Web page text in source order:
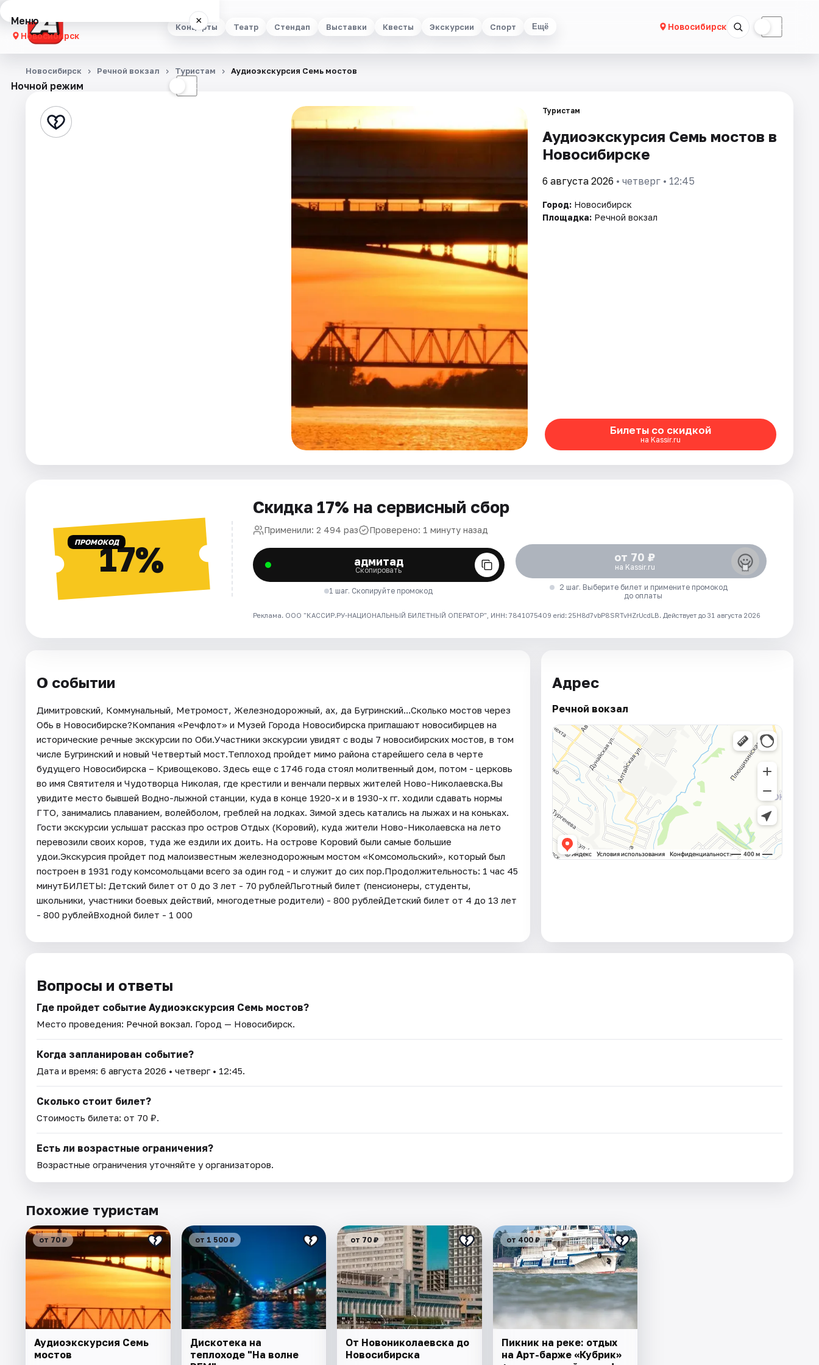
Концерты Театр Стендап Выставки Квесты Экскурсии Спорт Ещё Новосибирск ☾
Меню ×
Новосибирск
Концерты
Стендап
Ночной режим ☾
Новосибирск Речной вокзал Туристам Аудиоэкскурсия Семь мостов
Туристам
Аудиоэкскурсия Семь мостов в
Новосибирске
6 августа 2026 • четверг • 12:45
Город: Новосибирск
Площадка: Речной вокзал
Билеты со скидкой
на Kassir.ru
ПРОМОКОД17%
Скидка 17% на сервисный сбор
Применили: 2 494 раз Проверено: 1 минуту назад
адмитад
Скопировать
1 шаг. Скопируйте промокод
от 70 ₽
на Kassir.ru
2 шаг. Выберите билет и примените промокод
до оплаты
Реклама. ООО "КАССИР.РУ-НАЦИОНАЛЬНЫЙ БИЛЕТНЫЙ ОПЕРАТОР", ИНН: 7841075409 erid: 25H8d7vbP8SRTvHZrUcdLB. Действует до 31 августа 2026
О событии
Димитровский, Коммунальный, Метромост, Железнодорожный, ах, да Бугринский...Сколько мостов через
Обь в Новосибирске?Компания «Речфлот» и Музей Города Новосибирска приглашают новосибирцев на
исторические речные экскурсии по Оби.Участники экскурсии увидят с воды 7 новосибирских мостов, в том
числе Бугринский и новый Четвертый мост.Теплоход пройдет мимо района старейшего села в черте
будущего Новосибирска – Кривощеково. Здесь еще с 1746 года стоял молитвенный дом, потом - церковь
во имя Святителя и Чудотворца Николая, где крестили и венчали первых жителей Ново-Николаевска.Вы
увидите место бывшей Водно-лыжной станции, куда в конце 1920-х и в 1930-х гг. ходили сдавать нормы
ГТО, занимались плаванием, волейболом, греблей на лодках. Зимой здесь катались на лыжах и на коньках.​
Гости экскурсии услышат рассказ про остров Отдых (Коровий), куда жители Ново-Николаевска на лето
перевозили своих коров, туда же ездили их доить. На острове Коровий были самые большие
удои.Экскурсия пройдет под малоизвестным железнодорожным мостом «Комсомольский», который был
построен в 1931 году комсомольцами всего за один год - и служит до сих пор.Продолжительность: 1 час 45
минутБИЛЕТЫ: Детский билет от 0 до 3 лет - 70 рублейЛьготный билет (пенсионеры, студенты,
школьники, участники боевых действий, многодетные родители) - 800 рублейДетский билет от 4 до 13 лет
- 800 рублейВходной билет - 1 000
Адрес
Речной вокзал
Вопросы и ответы
Где пройдет событие Аудиоэкскурсия Семь мостов?
Место проведения: Речной вокзал. Город — Новосибирск.
Когда запланирован событие?
Дата и время: 6 августа 2026 • четверг • 12:45.
Сколько стоит билет?
Стоимость билета: от 70 ₽.
Есть ли возрастные ограничения?
Возрастные ограничения уточняйте у организаторов.
Похожие туристам
от 70 ₽
Аудиоэкскурсия Семь
мостов
от 1 500 ₽
Дискотека на
теплоходе "На волне
от 70 ₽
От Новониколаевска до
Новосибирска
от 400 ₽
Пикник на реке: отдых
на Арт-барже «Кубрик»